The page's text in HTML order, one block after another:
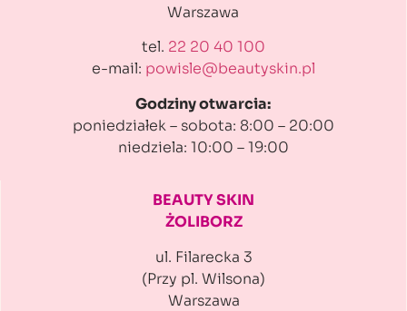
Warszawa
tel. 22 20 40 100
e-mail: powisle@beautyskin.pl
Godziny otwarcia:
poniedziałek – sobota: 8:00 – 20:00
niedziela: 10:00 – 19:00
BEAUTY SKIN
ŻOLIBORZ
ul. Filarecka 3
(Przy pl. Wilsona)
Warszawa